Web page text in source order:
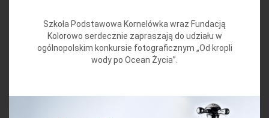
Szkoła Podstawowa Kornelówka wraz Fundacją
Kolorowo serdecznie zapraszają do udziału w
ogólnopolskim konkursie fotograficznym „Od kropli
wody po Ocean Życia”.